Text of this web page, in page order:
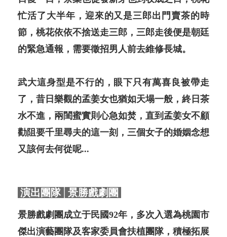
忙活了大半年，迎來的又是三郎出門賣茶的時
節，桃花依依不捨送走三郎，三郎走後便是朝廷
的緊急通報，需要徵招男人前去維修長城。
武大這身型是不行的，眼下只有萬喜良被帶走
了，昔日樂觀的孟姜女也猶如天塌一般，終日茶
水不進，兩閨蜜實則心急如焚，直到孟姜女不顧
勸阻要千里尋夫的這一刻，三個女子的婚姻念想
又該何去何從呢...
演出團隊│景勝戲劇團
景勝戲劇團成立于民國92年，多次入選為桃園市
傑出演藝團隊及客家委員會扶植團隊，積極拓展